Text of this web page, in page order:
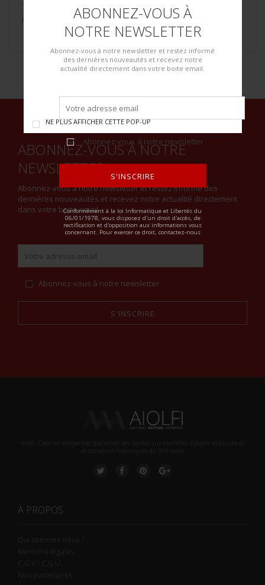
ABONNEZ-VOUS À
NOTRE NEWSLETTER
Abonnez-vous à notre newsletter et restez informé
des dernières nouveautés et recevez notre
actualité directement dans votre boite email.
Abonnez-vous à notre newsletter
S'INSCRIRE
ALTERNATIVE:
Conformément à la loi Informatique et Libertés du
06/01/1978, vous disposez d'un droit d'accès, de
rectification et d'opposition aux informations vous
concernant. Pour exercer ce droit, contactez-nous
NE PLUS AFFICHER CETTE POP-UP
1944. Marquages FOX NS. Toutes les sangles sont présentes.
A noter une légère patine de la pièce.
ABONNEZ-VOUS À NOTRE
NEWSLETTER
Abonnez-vous à notre newsletter et restez informé des
dernières nouveautés et recevez notre actualité directement
dans votre boite email.
Abonnez-vous à notre newsletter
S'INSCRIRE
À PROPOS